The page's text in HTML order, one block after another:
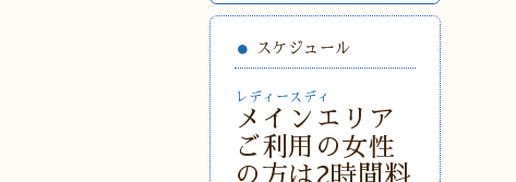
スケジュール
レディースディ
メインエリア
ご利用の女性
の方は2時間料